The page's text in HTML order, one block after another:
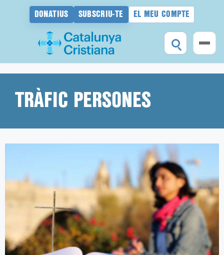
DONATIUS SUBSCRIU-TE EL MEU COMPTE
contingutTRÀFIC PERSONES